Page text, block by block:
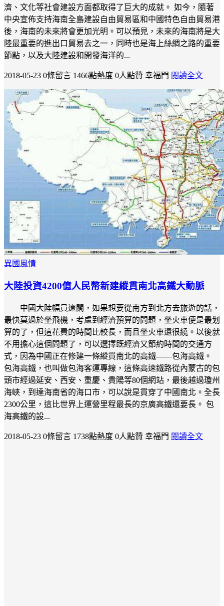
濟、文化等社會建設方面都取得了巨大的成就。 如今，隨著
中央宣佈支持海南全島建設自由貿易區和中國特色自由貿易港
後，海南的未來將會更加光明。可以預見，未來的海南將是大
陸最重要的進出口貿易去之一，同時也是海上絲綢之路的重要
節點，以及大陸建設和開發海洋的...
2018-05-23 0條留言 1466點熱度 0人點贊 幸福門 閱讀全文
異國風情
大陸投資4200億人民幣新建縱貫南北高鐵大動脈
中國大陸幅員遼闊，如果想要從南方到北方去旅遊的話，
最快莫過於坐飛機，考慮到經濟預算的問題，坐火車便是最划
算的了，但這花費的時間比較長，而且坐火車還很繞。以後就
不用擔心這個問題了，可以選擇既經濟又節約時間的交通方
式，因為中國正在修建一條縱貫南北的高鐵——包海高鐵。
包海高鐵，也叫做包海客運專線，這條高速鐵路從內蒙古的包
頭市經過延安、西安、重慶、貴陽等80個網站，最後越過瓊州
海峽，到達海南省的海口市，可以說是貫穿了中國南北。全長
2300公里，這比世界上運營里程最長的京廣高鐵還要長。 包
海高鐵的設...
2018-05-23 0條留言 1738點熱度 0人點贊 幸福門 閱讀全文